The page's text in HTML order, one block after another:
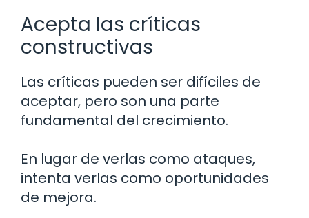
Acepta las críticas
constructivas
Las críticas pueden ser difíciles de
aceptar, pero son una parte
fundamental del crecimiento.
En lugar de verlas como ataques,
intenta verlas como oportunidades
de mejora.